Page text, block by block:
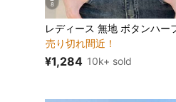
8
#2 ベストセラー
売り切れ間近！
#2 ベストセラー
売り切れ間近！
#2 ベストセラー
売り切れ間近！
#2 ベストセラー
¥1,284 10k+ sold